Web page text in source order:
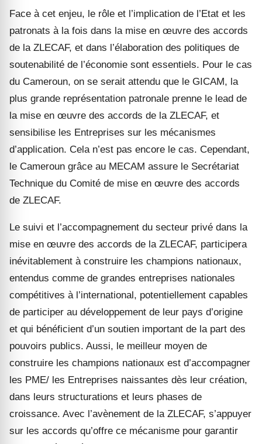
Face à cet enjeu, le rôle et l’implication de l’Etat et les
patronats à la fois dans la mise en œuvre des accords
de la ZLECAF, et dans l’élaboration des politiques de
soutenabilité de l’économie sont essentiels. Pour le cas
du Cameroun, on se serait attendu que le GICAM, la
plus grande représentation patronale prenne le lead de
la mise en œuvre des accords de la ZLECAF, et
sensibilise les Entreprises sur les mécanismes
d’application. Cela n’est pas encore le cas. Cependant,
le Cameroun grâce au MECAM assure le Secrétariat
Technique du Comité de mise en œuvre des accords
de ZLECAF.
Le suivi et l’accompagnement du secteur privé dans la
mise en œuvre des accords de la ZLECAF, participera
inévitablement à construire les champions nationaux,
entendus comme de grandes entreprises nationales
compétitives à l’international, potentiellement capables
de participer au développement de leur pays d’origine
et qui bénéficient d’un soutien important de la part des
pouvoirs publics. Aussi, le meilleur moyen de
construire les champions nationaux est d’accompagner
les PME/ les Entreprises naissantes dès leur création,
dans leurs structurations et leurs phases de
croissance. Avec l’avènement de la ZLECAF, s’appuyer
sur les accords qu’offre ce mécanisme pour garantir